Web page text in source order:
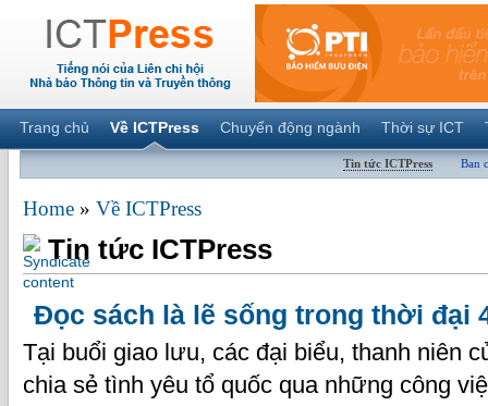
Trang chủ Về ICTPress Chuyển động ngành Thời sự ICT
Tin tức ICTPress Ban
Home » Về ICTPress
Tin tức ICTPress
Đọc sách là lẽ sống trong thời đại
Tại buổi giao lưu, các đại biểu, thanh niên
chia sẻ tình yêu tổ quốc qua những công